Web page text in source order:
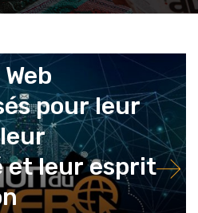
La Nuit du
pour leur
et leur esprit